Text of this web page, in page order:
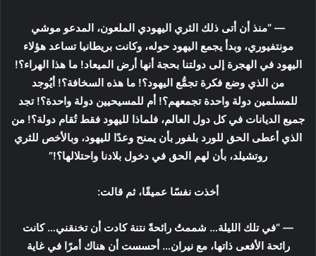
— “منذ أن أتى ذلك الثري اليهودي الملعون، المدعو موشي
مونتفيوري، وبدأ يجمع اليهود حوله، وكانت بريطانيا تساعد هؤلاء
اليهود في الهجرة إلى دولتنا بحجة أنها أرض الميعاد! ما هذا الهراء؟!
من الذي وضع فكرة تجمُّع اليهود؟! ما هذه السخافة؟! أيُوجد
للمسلمين دولة واحدة تجمعهم؟! أم للمسيحيين دولة واحدة؟! تجد
جميع الديانات في كل دول العالم، فلماذا لليهود فقط تُقام دولة؟! من
الذي أعطى الحق للورد بلفور بأن يمنح وعدًا لليهود، وبالأخص للثري
روتشيلد، بأن لهم الحق في دخول بلادنا واحتلالها؟!”
أخذت نفسًا عميقًا، ثم قالت:
— “في تلك الليلة… شممتُ رائحةً نتنة كادت أن تخنقني… كانت
رائحة الأفعى ذاتها، مع نيران… أحسست أن هناك أمرًا في غاية